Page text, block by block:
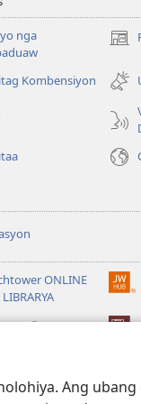
Ang
nga
(mo-
ug
bag-
ong
Kombensiyon
ONLINE
(mo-
ug
®